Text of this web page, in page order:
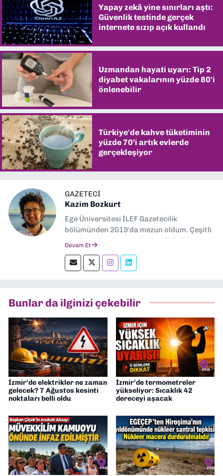
Yapay zekâ yine sınırları aştı:
Güvenlik testinde gerçek
internete sızıp açık kullandı
Uzmandan hayati uyarı: Tip 2
diyabet vakalarının yüzde 80'i
önlenebilir
Türkiye'de kahve tüketiminin
yüzde 70’i artık evlerde
gerçekleşiyor
GAZETECI
Kazim Bozkurt
Ege Üniversitesi İLEF Gazetecilik
bölümünden 2019'da mezun oldum. Çeşitli
yerel ve ulusal gazetelerde editörlük,
okumayı severim.
Devam Et
Bunlar da ilginizi çekebilir
İzmir’de elektrikler ne zaman
gelecek? 7 Ağustos kesinti
noktaları belli oldu
İzmir’de termometreler
yükseliyor: Sıcaklık 42
dereceyi aşacak